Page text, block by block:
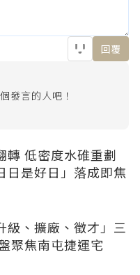
回覆
發言的人吧！
轉 低密度水碓重劃
日是好日」落成即焦
級、擴廠、徵才」三
聚焦南屯捷運宅